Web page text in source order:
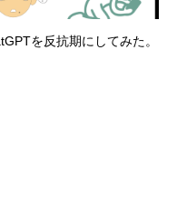
を反抗期にしてみた。